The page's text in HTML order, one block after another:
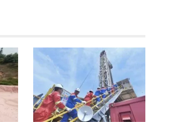
triwulan II-2026
5,29 persen
08-06 18:45:00